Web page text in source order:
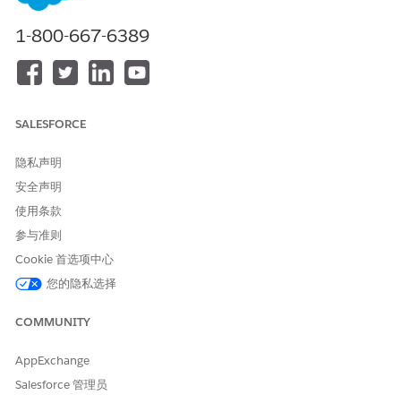
要监控费率，请使用 RateManagementContext 上下文定义，
并将基本费率元素与费率卡条目查找表相关联。
添加基本费率元素
以下是如何将基本费率元素添加到评级程序。
1-800-667-6389
SALESFORCE
隐私声明
安全声明
使用条款
参与准则
Cookie 首选项中心
您的隐私选择
COMMUNITY
AppExchange
Salesforce 管理员